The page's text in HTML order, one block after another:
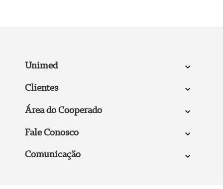
Unimed
Clientes
Área do Cooperado
Fale Conosco
Comunicação